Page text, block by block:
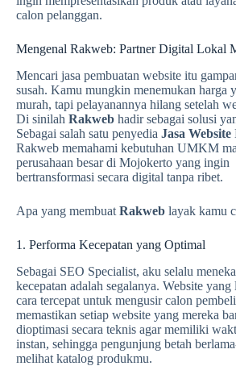
calon pelanggan.
Mengenal Rakweb: Partner Digital Lokal
Mencari jasa pembuatan website itu
susah. Kamu mungkin menemukan harga
murah, tapi pelayanannya hilang setelah
Di sinilah Rakweb hadir sebagai solusi
Sebagai salah satu penyedia Jasa Website
Rakweb memahami kebutuhan UMKM
perusahaan besar di Mojokerto yang ingin
bertransformasi secara digital tanpa ribet.
Apa yang membuat Rakweb layak kamu
1. Performa Kecepatan yang Optimal
Sebagai SEO Specialist, aku selalu
kecepatan adalah segalanya. Website yang
cara tercepat untuk mengusir calon
memastikan setiap website yang mereka
dioptimasi secara teknis agar memiliki
instan, sehingga pengunjung betah
melihat katalog produkmu.